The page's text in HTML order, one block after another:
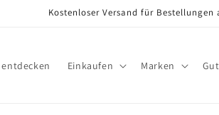
Kostenloser Versand für Bestellungen
Einkaufen Marken